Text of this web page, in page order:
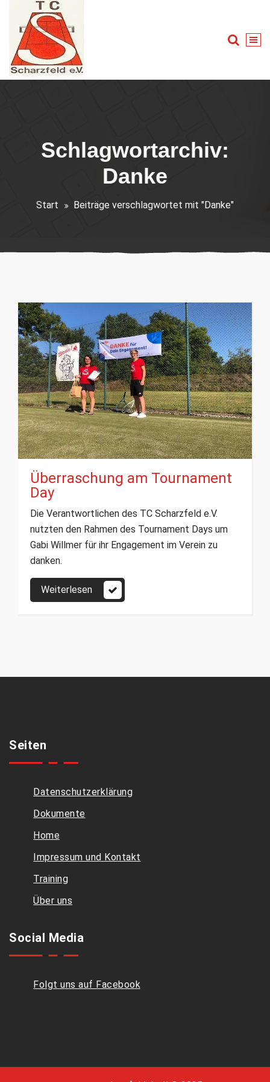
springen
Schlagwortarchiv:
Danke
Start Beiträge verschlagwortet mit "Danke"
Überraschung am Tournament
Day
Die Verantwortlichen des TC Scharzfeld e.V.
nutzten den Rahmen des Tournament Days um
Gabi Willmer für ihr Engagement im Verein zu
danken.
Weiterlesen
Seiten
Datenschutzerklärung
Dokumente
Home
Impressum und Kontakt
Training
Über uns
Social Media
Folgt uns auf Facebook